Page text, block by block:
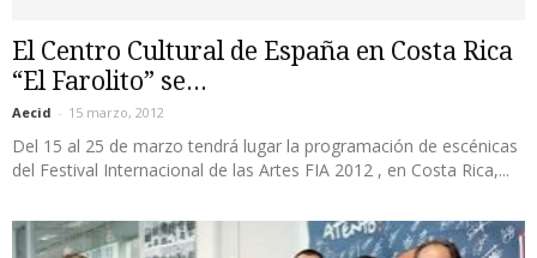
El Centro Cultural de España en Costa Rica
“El Farolito” se...
Aecid - 15 marzo, 2012
Del 15 al 25 de marzo tendrá lugar la programación de escénicas
del Festival Internacional de las Artes FIA 2012 , en Costa Rica,...